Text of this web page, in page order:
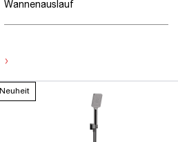
Wannenauslauf
›
Neuheit